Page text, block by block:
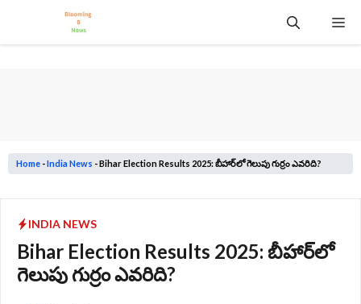
content
Home -India News -Bihar Election Results 2025: బీహార్‌లో గెలుపు గుర్రం ఎవరిది?
INDIA NEWS
Bihar Election Results 2025: బీహార్‌లో
గెలుపు గుర్రం ఎవరిది?